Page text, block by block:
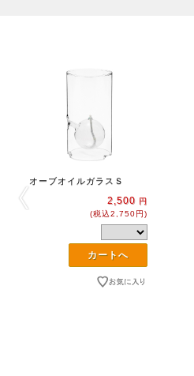
オーブオイルガラスＳ
2,500 円
(税込2,750円)